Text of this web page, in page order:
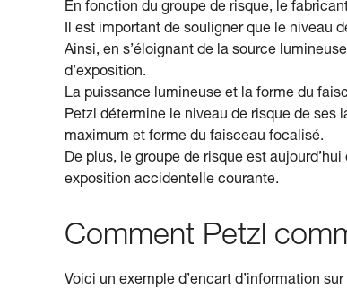
En fonction du groupe de risque, le
Il est important de souligner que le niveau
Ainsi, en s’éloignant de la source
d’exposition.
La puissance lumineuse et la forme du
Petzl détermine le niveau de risque de ses
maximum et forme du faisceau focalisé.
De plus, le groupe de risque est
exposition accidentelle courante.
Comment Petzl
Voici un exemple d’encart d’information